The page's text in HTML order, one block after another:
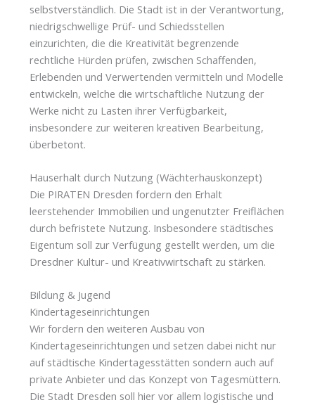
selbstverständlich. Die Stadt ist in der Verantwortung,
niedrigschwellige Prüf- und Schiedsstellen
einzurichten, die die Kreativität begrenzende
rechtliche Hürden prüfen, zwischen Schaffenden,
Erlebenden und Verwertenden vermitteln und Modelle
entwickeln, welche die wirtschaftliche Nutzung der
Werke nicht zu Lasten ihrer Verfügbarkeit,
insbesondere zur weiteren kreativen Bearbeitung,
überbetont.
Hauserhalt durch Nutzung (Wächterhauskonzept)
Die PIRATEN Dresden fordern den Erhalt
leerstehender Immobilien und ungenutzter Freiflächen
durch befristete Nutzung. Insbesondere städtisches
Eigentum soll zur Verfügung gestellt werden, um die
Dresdner Kultur- und Kreativwirtschaft zu stärken.
Bildung & Jugend
Kindertageseinrichtungen
Wir fordern den weiteren Ausbau von
Kindertageseinrichtungen und setzen dabei nicht nur
auf städtische Kindertagesstätten sondern auch auf
private Anbieter und das Konzept von Tagesmüttern.
Die Stadt Dresden soll hier vor allem logistische und